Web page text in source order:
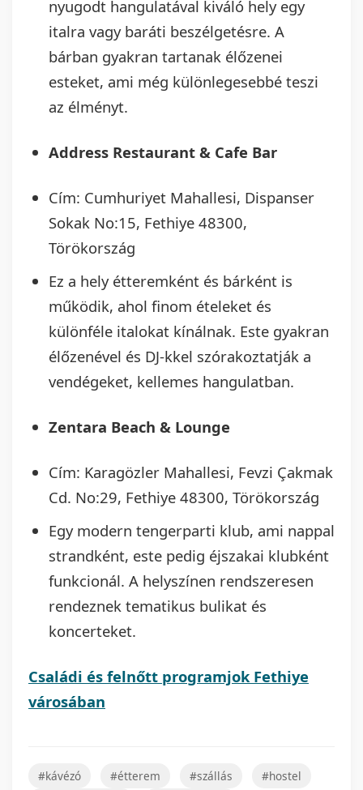
nyugodt hangulatával kiváló hely egy
italra vagy baráti beszélgetésre. A
bárban gyakran tartanak élőzenei
esteket, ami még különlegesebbé teszi
az élményt.
Address Restaurant & Cafe Bar
Cím: Cumhuriyet Mahallesi, Dispanser
Sokak No:15, Fethiye 48300,
Törökország
Ez a hely étteremként és bárként is
működik, ahol finom ételeket és
különféle italokat kínálnak. Este gyakran
élőzenével és DJ-kkel szórakoztatják a
vendégeket, kellemes hangulatban.
Zentara Beach & Lounge
Cím: Karagözler Mahallesi, Fevzi Çakmak
Cd. No:29, Fethiye 48300, Törökország
Egy modern tengerparti klub, ami nappal
strandként, este pedig éjszakai klubként
funkcionál. A helyszínen rendszeresen
rendeznek tematikus bulikat és
koncerteket.
Családi és felnőtt programjok Fethiye
városában
#kávézó #étterem #szállás
#hostel